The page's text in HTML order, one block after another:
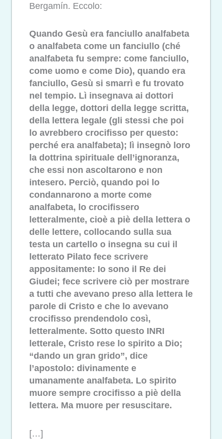
Bergamín. Eccolo:
Quando Gesù era fanciullo analfabeta
o analfabeta come un fanciullo (ché
analfabeta fu sempre: come fanciullo,
come uomo e come Dio), quando era
fanciullo, Gesù si smarrì e fu trovato
nel tempio. Lì insegnava ai dottori
della legge, dottori della legge scritta,
della lettera legale (gli stessi che poi
lo avrebbero crocifisso per questo:
perché era analfabeta); lì insegnò loro
la dottrina spirituale dell’ignoranza,
che essi non ascoltarono e non
intesero. Perciò, quando poi lo
condannarono a morte come
analfabeta, lo crocifissero
letteralmente, cioè a piè della lettera o
delle lettere, collocando sulla sua
testa un cartello o insegna su cui il
letterato Pilato fece scrivere
appositamente: Io sono il Re dei
Giudei; fece scrivere ciò per mostrare
a tutti che avevano preso alla lettera le
parole di Cristo e che lo avevano
crocifisso prendendolo così,
letteralmente. Sotto questo INRI
letterale, Cristo rese lo spirito a Dio;
“dando un gran grido”, dice
l’apostolo: divinamente e
umanamente analfabeta. Lo spirito
muore sempre crocifisso a piè della
lettera. Ma muore per resuscitare.
[…]